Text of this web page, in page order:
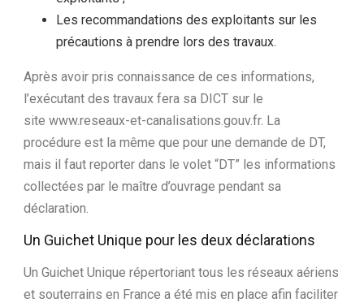
Les recommandations des exploitants sur les
précautions à prendre lors des travaux.
Après avoir pris connaissance de ces informations,
l’exécutant des travaux fera sa DICT sur le
site www.reseaux-et-canalisations.gouv.fr. La
procédure est la même que pour une demande de DT,
mais il faut reporter dans le volet “DT” les informations
collectées par le maître d’ouvrage pendant sa
déclaration.
Un Guichet Unique pour les deux déclarations
Un Guichet Unique répertoriant tous les réseaux aériens
et souterrains en France a été mis en place afin faciliter